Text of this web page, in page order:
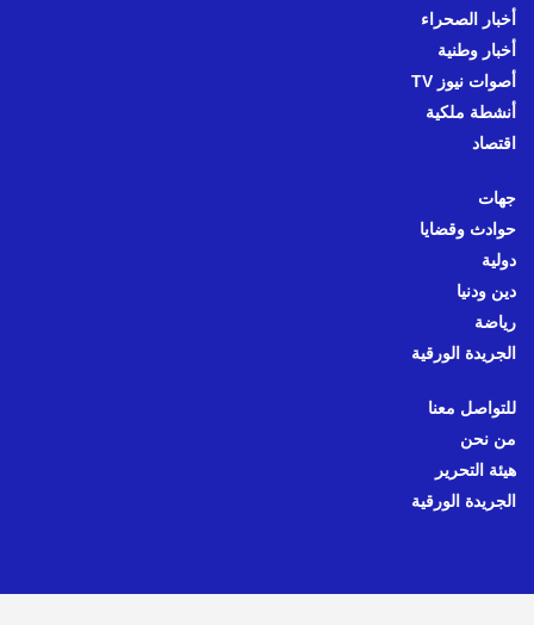
أخبار الصحراء
أخبار وطنية
أصوات نيوز TV
أنشطة ملكية
اقتصاد
جهات
حوادث وقضايا
دولية
دين ودنيا
رياضة
الجريدة الورقية
للتواصل معنا
من نحن
هيئة التحرير
الجريدة الورقية